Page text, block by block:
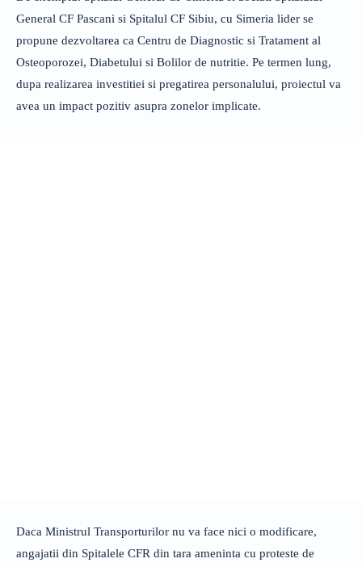
General CF Pascani si Spitalul CF Sibiu, cu Simeria lider se
propune dezvoltarea ca Centru de Diagnostic si Tratament al
Osteoporozei, Diabetului si Bolilor de nutritie. Pe termen lung,
dupa realizarea investitiei si pregatirea personalului, proiectul va
avea un impact pozitiv asupra zonelor implicate.
Daca Ministrul Transporturilor nu va face nici o modificare,
angajatii din Spitalele CFR din tara ameninta cu proteste de